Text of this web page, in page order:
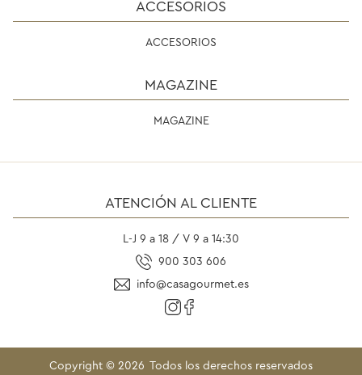
ACCESORIOS
ACCESORIOS
MAGAZINE
MAGAZINE
ATENCIÓN AL CLIENTE
L-J 9 a 18 / V 9 a 14:30
900 303 606
info@casagourmet.es
Copyright © 2026 Todos los derechos reservados